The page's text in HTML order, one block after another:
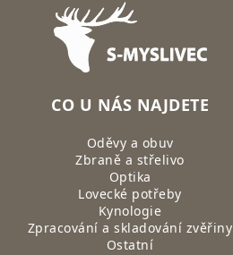
Zápatí
CO U NÁS NAJDETE
Oděvy a obuv
Zbraně a střelivo
Optika
Lovecké potřeby
Kynologie
Zpracování a skladování zvěřiny
Ostatní